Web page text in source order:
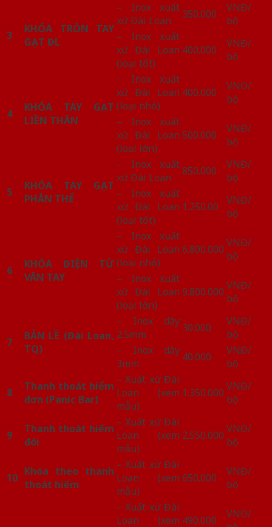
3
KHÓA TRÒN TAY
GẠT ĐL
– Inox xuất
xứ Đài Loan
350.000
VNĐ/
bộ
– Inox xuất
xứ Đài Loan
(loại tốt)
400.000
VNĐ/
bộ
4
KHÓA TAY GẠT
LIỀN THÂN
– Inox xuất
xứ Đài Loan
(loại nhỏ)
400.000
VNĐ/
bộ
– Inox xuất
xứ Đài Loan
(loại lớn)
500.000
VNĐ/
bộ
5
KHÓA TAY GẠT
PHÂN THỂ
– Inox xuất
xứ Đài Loan
850.000
VNĐ/
bộ
– Inox xuất
xứ Đài Loan
(loại tốt)
1.250.00
VNĐ/
bộ
6
KHÓA ĐIỆN TỬ
VÂN TAY
– Inox xuất
xứ Đài Loan
(loại nhỏ)
6.800.000 VNĐ/
bộ
– Inox xuất
xứ Đài Loan
(loại lớn)
9.800.000 VNĐ/
bộ
7
BẢN LỀ (Đài Loan,
TQ)
– Inox dày
2.5mm
30.000
VNĐ/
bộ
– Inox dày
3mm
40.000
VNĐ/
bộ
8
Thanh thoát hiểm
đơn (Panic Bar)
– Xuất xứ Đài
Loan (xem
mẫu)
1.350.000 VNĐ/
bộ
9
Thanh thoát hiểm
đôi
– Xuất xứ Đài
Loan (xem
mẫu)
2.550.000 VNĐ/
bộ
10 Khóa theo thanh
thoát hiểm
– Xuất xứ Đài
Loan (xem
mẫu)
650.000
VNĐ/
bộ
– Xuất xứ Đài
Loan (xem 490.000
VNĐ/